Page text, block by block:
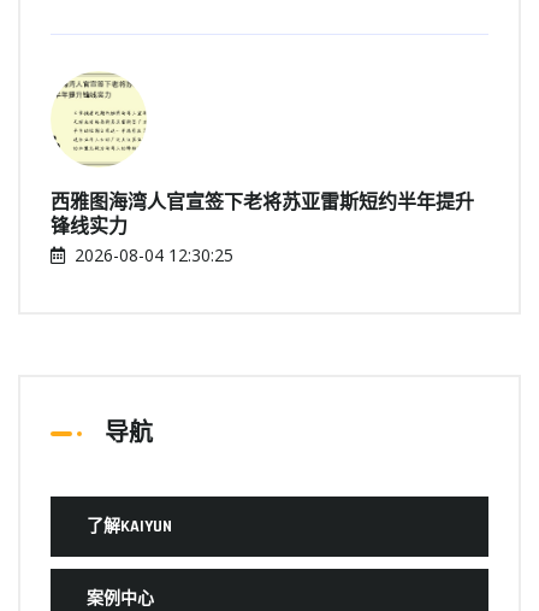
西雅图海湾人官宣签下老将苏亚雷斯短约半年提升
锋线实力
2026-08-04 12:30:25
导航
了解KAIYUN
案例中心